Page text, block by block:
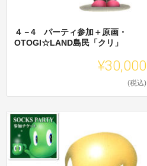
４－4 パーティ参加＋原画・
OTOGI☆LAND島民「クリ」
¥30,000
(税込)